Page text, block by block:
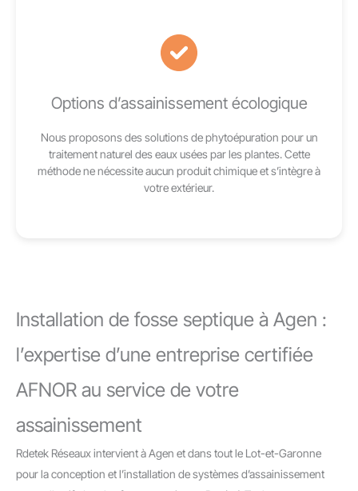
Options d’assainissement écologique
Nous proposons des solutions de phytoépuration pour un
traitement naturel des eaux usées par les plantes. Cette
méthode ne nécessite aucun produit chimique et s’intègre à
votre extérieur.
Installation de fosse septique à Agen :
l’expertise d’une entreprise certifiée
AFNOR au service de votre
assainissement
Rdetek Réseaux intervient à Agen et dans tout le Lot-et-Garonne
pour la conception et l’installation de systèmes d’assainissement